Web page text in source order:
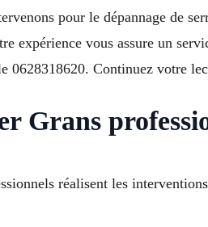
pour le dépannage de
expérience vous assure un
Continuez votre
Grans
réalisent les